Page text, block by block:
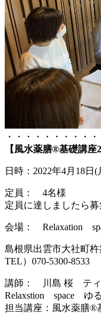
・・・・・・・・・
【風水薬膳®基礎講
日時：2022年4月18日
定員： 4名様
定員に達しましたら募
会場： Relaxation
島根県出雲市大社町杵
TEL）070-5300-8533
講師： 川島 桜 ティ
Relaxstion space ゆ
担当講座：風水薬膳®